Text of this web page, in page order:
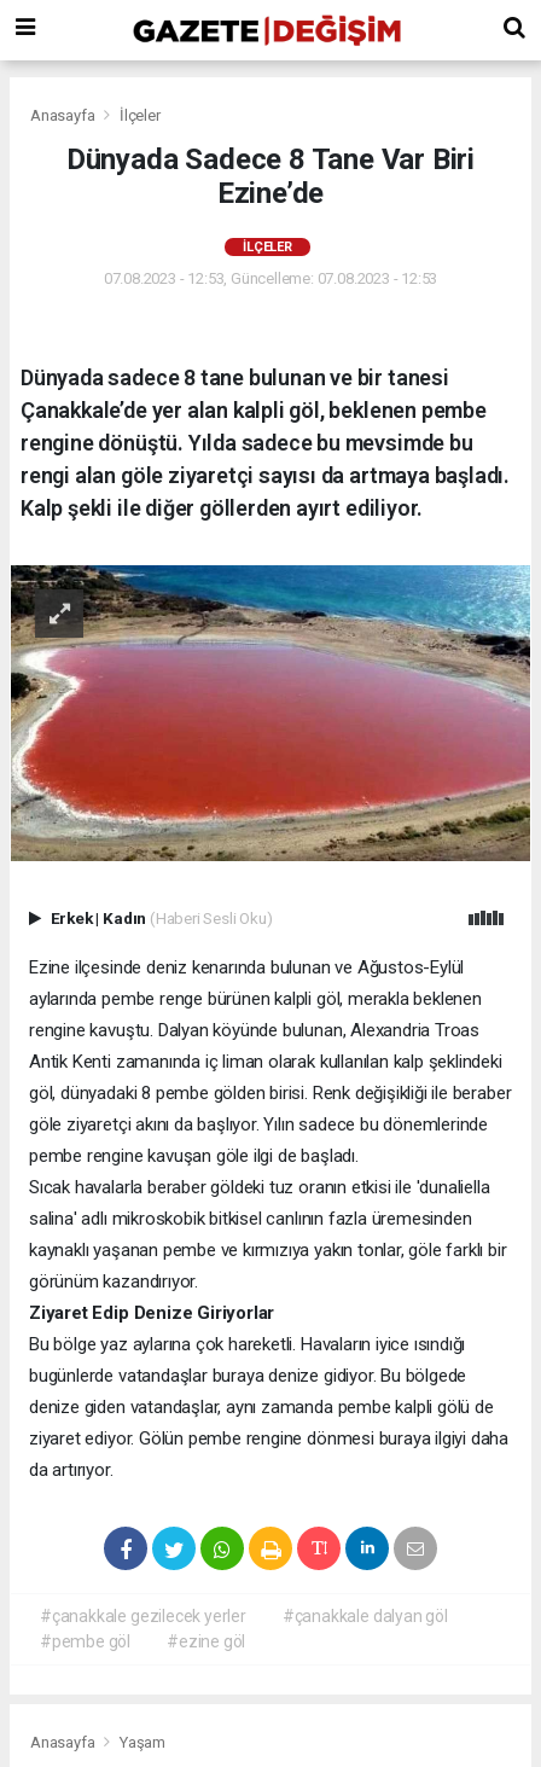
Anasayfa İlçeler
Dünyada Sadece 8 Tane Var Biri
Ezine’de
İLÇELER
07.08.2023 - 12:53, Güncelleme: 07.08.2023 - 12:53
Dünyada sadece 8 tane bulunan ve bir tanesi
Çanakkale’de yer alan kalpli göl, beklenen pembe
rengine dönüştü. Yılda sadece bu mevsimde bu
rengi alan göle ziyaretçi sayısı da artmaya başladı.
Kalp şekli ile diğer göllerden ayırt ediliyor.
Erkek| Kadın (Haberi Sesli Oku)
Ezine ilçesinde deniz kenarında bulunan ve Ağustos-Eylül
aylarında pembe renge bürünen kalpli göl, merakla beklenen
rengine kavuştu. Dalyan köyünde bulunan, Alexandria Troas
Antik Kenti zamanında iç liman olarak kullanılan kalp şeklindeki
göl, dünyadaki 8 pembe gölden birisi. Renk değişikliği ile beraber
göle ziyaretçi akını da başlıyor. Yılın sadece bu dönemlerinde
pembe rengine kavuşan göle ilgi de başladı.
Sıcak havalarla beraber göldeki tuz oranın etkisi ile 'dunaliella
salina' adlı mikroskobik bitkisel canlının fazla üremesinden
kaynaklı yaşanan pembe ve kırmızıya yakın tonlar, göle farklı bir
görünüm kazandırıyor.
Ziyaret Edip Denize Giriyorlar
Bu bölge yaz aylarına çok hareketli. Havaların iyice ısındığı
bugünlerde vatandaşlar buraya denize gidiyor. Bu bölgede
denize giden vatandaşlar, aynı zamanda pembe kalpli gölü de
ziyaret ediyor. Gölün pembe rengine dönmesi buraya ilgiyi daha
da artırıyor.
#çanakkale gezilecek yerler
#çanakkale dalyan göl
#pembe göl
#ezine göl
Anasayfa Yaşam